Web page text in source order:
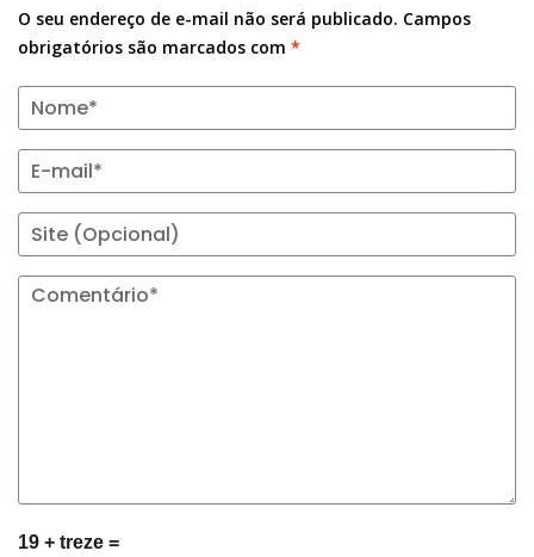
O seu endereço de e-mail não será publicado. Campos
obrigatórios são marcados com *
19 + treze =